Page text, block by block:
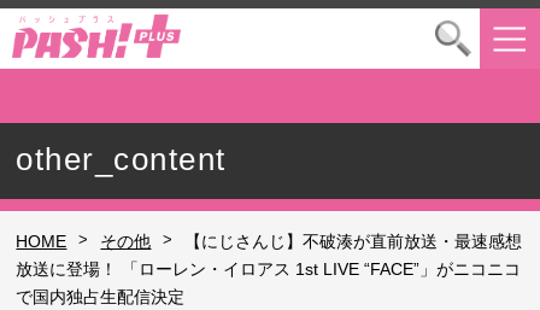
other_content
HOME > その他 >
【にじさんじ】不破湊が直前放送・最速感想
放送に登場！ 「ローレン・イロアス 1st LIVE “FACE”」がニコニコ
で国内独占生配信決定